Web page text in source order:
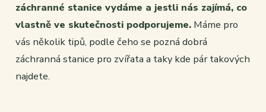
záchranné stanice vydáme a jestli nás zajímá, co
vlastně ve skutečnosti podporujeme. Máme pro
vás několik tipů, podle čeho se pozná dobrá
záchranná stanice pro zvířata a taky kde pár takových
najdete.